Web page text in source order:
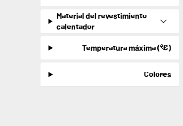
Material del revestimiento
calentador
Temperatura máxima (°C)
Colores